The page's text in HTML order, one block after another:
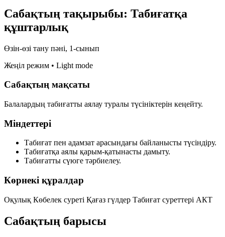
Сабақтың тақырыбы: Табиғатқа
құштарлық
Өзін-өзі тану пәні, 1-сынып
Жеңіл режим • Light mode
Сабақтың мақсаты
Балалардың табиғатты аялау туралы түсініктерін кеңейту.
Міндеттері
Табиғат пен адамзат арасындағы байланысты түсіндіру.
Табиғатқа аялы қарым-қатынасты дамыту.
Табиғатты сүюге тәрбиелеу.
Көрнекі құралдар
Оқулық Көбелек суреті Қағаз гүлдер Табиғат суреттері АКТ
Сабақтың барысы